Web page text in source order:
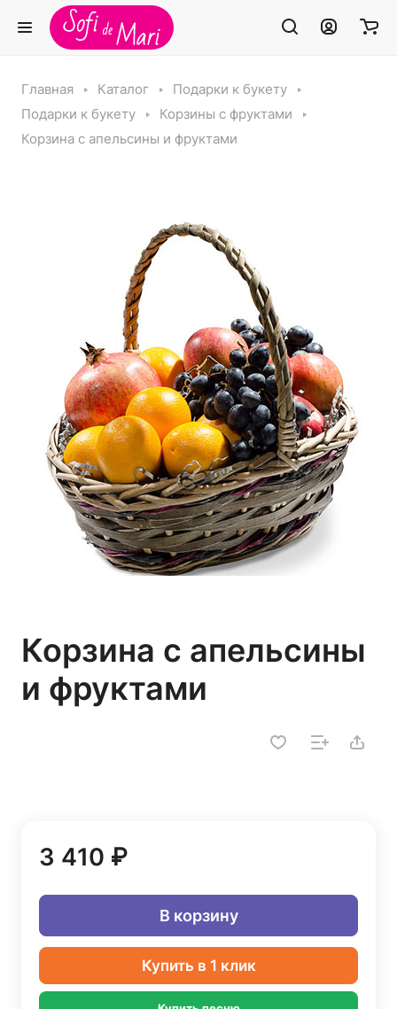
Главная Каталог
Подарки к букету
Подарки к букету
Корзины с фруктами
Корзина с апельсины и фруктами
Корзина с апельсины
и фруктами
3 410 ₽
В корзину
Купить в 1 клик